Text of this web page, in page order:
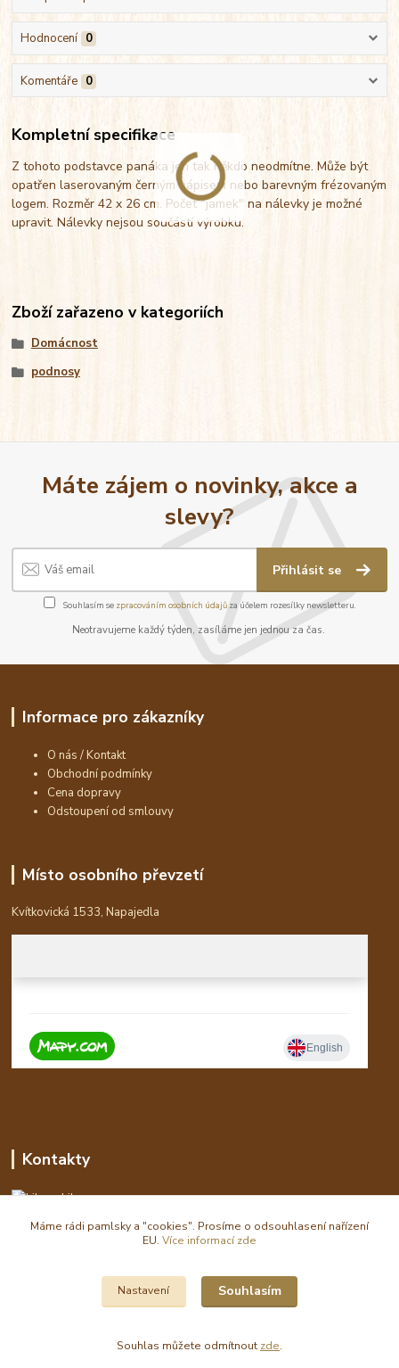
Hodnocení 0
Komentáře 0
Kompletní specifikace
Z tohoto podstavce panáka jen tak někdo neodmítne. Může být
opatřen laserovaným černým nápisem nebo barevným frézovaným
logem. Rozměr 42 x 26 cm. Počet "jamek" na nálevky je možné
upravit. Nálevky nejsou součástí výrobku.
Zboží zařazeno v kategoriích
Domácnost
podnosy
Máte zájem o novinky, akce a
slevy?
Přihlásit se
Souhlasím se zpracováním osobních údajůza účelem rozesílky newsletteru.
Neotravujeme každý týden, zasíláme jen jednou za čas.
Informace pro zákazníky
O nás / Kontakt
Obchodní podmínky
Cena dopravy
Odstoupení od smlouvy
Místo osobního převzetí
Kvítkovická 1533, Napajedla
Kontakty
Libor
eshop(zavináč)waldi.cz
Máme rádi pamlsky a "cookies". Prosíme o odsouhlasení nařízení
EU. Více informací zde
Nastavení Souhlasím
Souhlas můžete odmítnout zde.